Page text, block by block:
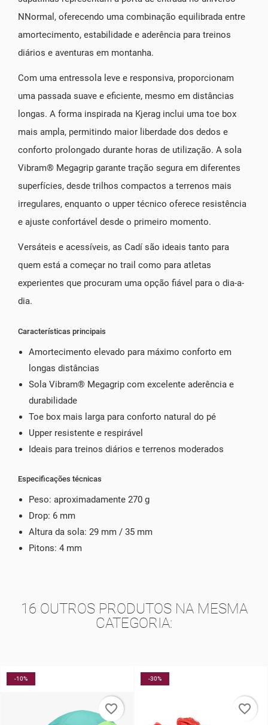
NNormal, oferecendo uma combinação equilibrada entre
amortecimento, estabilidade e aderência para treinos
diários e aventuras em montanha.
Com uma entressola leve e responsiva, proporcionam
uma passada suave e eficiente, mesmo em distâncias
longas. A forma inspirada na Kjerag inclui uma toe box
mais ampla, permitindo maior liberdade dos dedos e
conforto prolongado durante horas de utilização. A sola
Vibram® Megagrip garante tração segura em diferentes
superfícies, desde trilhos compactos a terrenos mais
irregulares, enquanto o upper técnico oferece resistência
e ajuste confortável desde o primeiro momento.
Versáteis e acessíveis, as Cadí são ideais tanto para
quem está a começar no trail como para atletas
experientes que procuram uma opção fiável para o dia-a-
dia.
Características principais
Amortecimento elevado para máximo conforto em
longas distâncias
Sola Vibram® Megagrip com excelente aderência e
durabilidade
Toe box mais larga para conforto natural do pé
Upper resistente e respirável
Ideais para treinos diários e terrenos moderados
Especificações técnicas
Peso: aproximadamente 270 g
Drop: 6 mm
Altura da sola: 29 mm / 35 mm
Pitons: 4 mm
16 OUTROS PRODUTOS NA MESMA
CATEGORIA:
-30%
favorite_border
-40%
favorite_border